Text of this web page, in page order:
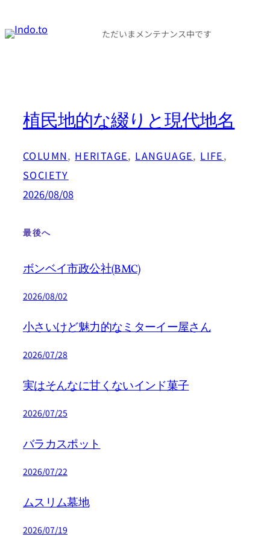
容
ただいまメンテナンス中です
植民地的な綴りと現代地名
COLUMN, HERITAGE, LANGUAGE, LIFE
SOCIETY
2026/08/08
最後へ
ボンベイ市政公社(BMC)
2026/08/02
小さいけど魅力的なミターイー屋さん
2026/07/28
実はそんなに甘くないインド菓子
2026/07/25
バラカスポット
2026/07/22
ムスリム墓地
2026/07/19